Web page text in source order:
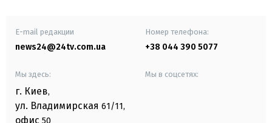
E-mail редакции
news24@24tv.com.ua
Номер телефона:
+38 044 390 5077
Мы здесь:
г. Киев,
ул. Владимирская 61/11,
офис 50
Мы в соцсетях: